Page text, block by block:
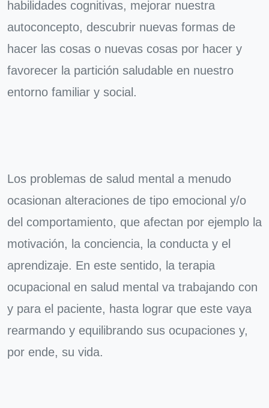
habilidades cognitivas, mejorar nuestra
autoconcepto, descubrir nuevas formas de
hacer las cosas o nuevas cosas por hacer y
favorecer la partición saludable en nuestro
entorno familiar y social.
Los problemas de salud mental a menudo
ocasionan alteraciones de tipo emocional y/o
del comportamiento, que afectan por ejemplo la
motivación, la conciencia, la conducta y el
aprendizaje. En este sentido, la terapia
ocupacional en salud mental va trabajando con
y para el paciente, hasta lograr que este vaya
rearmando y equilibrando sus ocupaciones y,
por ende, su vida.